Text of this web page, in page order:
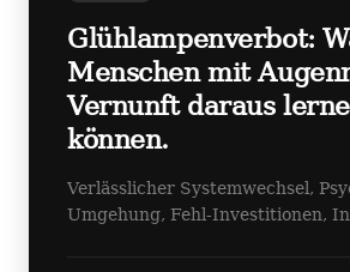
Glühlampenverbot:
Menschen mit
Vernunft daraus
können.
Verlässlicher Systemwechsel,
Umgehung, Fehl-Investitionen,